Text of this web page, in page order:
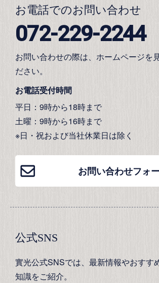
お電話でのお問い合わせ
072-229-2244
お問い合わせの際は、ホームページを
ださい。
お電話受付時間
平日：9時から18時まで
土曜：9時から16時まで
※日・祝および当社休業日は除く
お問い合わせフォ
公式SNS
實光公式SNSでは、最新情報やおすす
知識をご紹介。